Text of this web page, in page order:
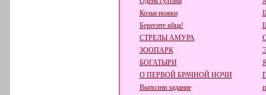
Козьи ножки
Берегите яйца!
СТРЕЛЫ АМУРА
ЗООПАРК
БОГАТЫРИ
О ПЕРВОЙ БРАЧНОЙ НОЧИ
Выполни задание